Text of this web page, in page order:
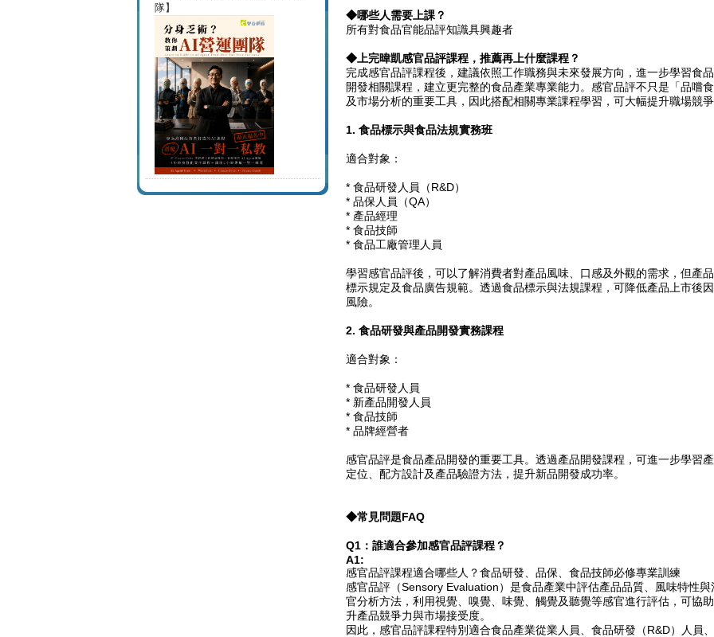
隊】
◆哪些人需要上課？
所有對食品官能品評知識具興趣者
◆上完暐凱感官品評課程，推薦再上什麼課程？
完成感官品評課程後，建議依照工作職務與未來發展方向，進一步學習食
開發相關課程，建立更完整的食品產業專業能力。感官品評不只是「品嚐
及市場分析的重要工具，因此搭配相關專業課程學習，可大幅提升職場競
1. 食品標示與食品法規實務班
適合對象：
* 食品研發人員（R&D）
* 品保人員（QA）
* 產品經理
* 食品技師
* 食品工廠管理人員
學習感官品評後，可以了解消費者對產品風味、口感及外觀的需求，但產
標示規定及食品廣告規範。透過食品標示與法規課程，可降低產品上市後
風險。
2. 食品研發與產品開發實務課程
適合對象：
* 食品研發人員
* 新產品開發人員
* 食品技師
* 品牌經營者
感官品評是食品產品開發的重要工具。透過產品開發課程，可進一步學習
定位、配方設計及產品驗證方法，提升新品開發成功率。
◆常見問題FAQ
Q1：誰適合參加感官品評課程？
A1:
感官品評課程適合哪些人？食品研發、品保、食品技師必修專業訓練
感官品評（Sensory Evaluation）是食品產業中評估產品品質、風味特性
官分析方法，利用視覺、嗅覺、味覺、觸覺及聽覺等感官進行評估，可協
升產品競爭力與市場接受度。
因此，感官品評課程特別適合食品產業從業人員、食品研發（R&D）人員